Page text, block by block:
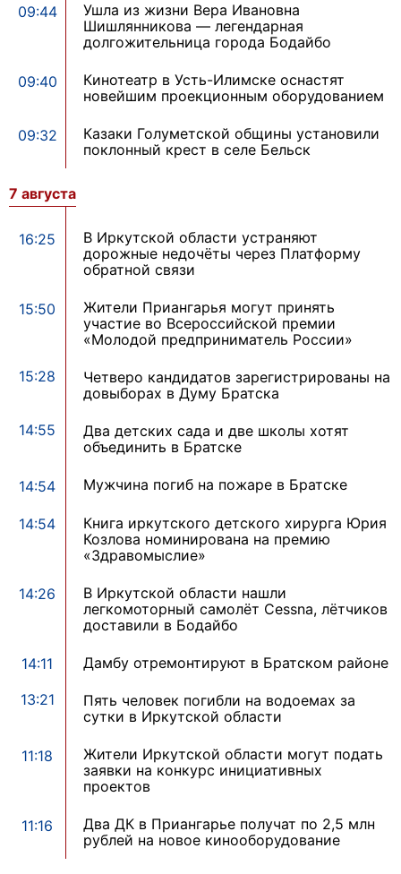
09:44
Ушла из жизни Вера Ивановна
Шишлянникова — легендарная
долгожительница города Бодайбо
09:40
Кинотеатр в Усть-Илимске оснастят
новейшим проекционным оборудованием
09:32
Казаки Голуметской общины установили
поклонный крест в селе Бельск
7 августа
16:25
В Иркутской области устраняют
дорожные недочёты через Платформу
обратной связи
15:50
Жители Приангарья могут принять
участие во Всероссийской премии
«Молодой предприниматель России»
15:28
Четверо кандидатов зарегистрированы на
довыборах в Думу Братска
14:55
Два детских сада и две школы хотят
объединить в Братске
14:54 Мужчина погиб на пожаре в Братске
14:54
Книга иркутского детского хирурга Юрия
Козлова номинирована на премию
«Здравомыслие»
14:26
В Иркутской области нашли
легкомоторный самолёт Cessna, лётчиков
доставили в Бодайбо
14:11 Дамбу отремонтируют в Братском районе
13:21
Пять человек погибли на водоемах за
сутки в Иркутской области
11:18
Жители Иркутской области могут подать
заявки на конкурс инициативных
проектов
11:16
Два ДК в Приангарье получат по 2,5 млн
рублей на новое кинооборудование